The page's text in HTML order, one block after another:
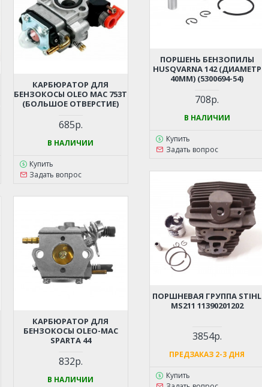
КАРБЮРАТОР ДЛЯ
БЕНЗОКОСЫ OLEO MAC 753T
(БОЛЬШОЕ ОТВЕРСТИЕ)
685р.
В НАЛИЧИИ
Купить
Задать вопрос
КАРБЮРАТОР ДЛЯ
БЕНЗОКОСЫ OLEO-MAC
SPARTA 44
832р.
В НАЛИЧИИ
ПОРШЕНЬ БЕНЗОПИЛЫ
HUSQVARNA 142 (ДИАМЕТР
40ММ) (5300694-54)
708р.
В НАЛИЧИИ
Купить
Задать вопрос
ПОРШНЕВАЯ ГРУППА STIHL
MS211 11390201202
3854р.
ПРЕДЗАКАЗ 2-3 ДНЯ
Купить